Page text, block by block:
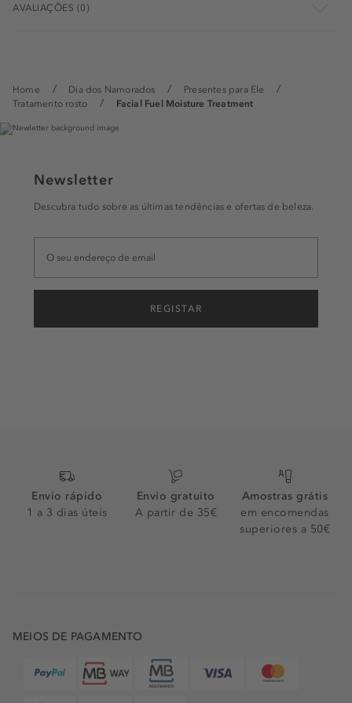
Home Dia dos Namorados
Presentes para Ele
Tratamento rosto
Facial Fuel Moisture Treatment
AVALIAÇÕES (0)
Newsletter
Descubra tudo sobre as últimas tendências e ofertas de beleza.
REGISTAR
Envio rápido
1 a 3 dias úteis
Envio gratuito
A partir de 35€
Amostras grátis
em encomendas
superiores a 50€
MEIOS DE PAGAMENTO